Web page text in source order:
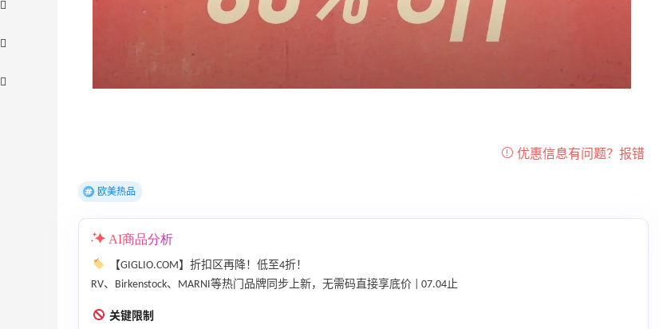
欧美热品
AI商品分析
【GIGLIO.COM】折扣区再降！低至4折！
RV、Birkenstock、MARNI等热门品牌同步上新，无需码直接享底价 | 07.04止
关键限制
1天4小时
Sandro us：限时闪促！法式美衣精选
低至2折 千鸟格连衣裙$95
Sandro us
Little Spoon：全品类婴童食品特惠！科学
首单享5折
5天22小时
Nugnes INT：夏日大牌促销！关注巴黎世